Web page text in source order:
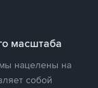
масштаба
нацелены на
собой